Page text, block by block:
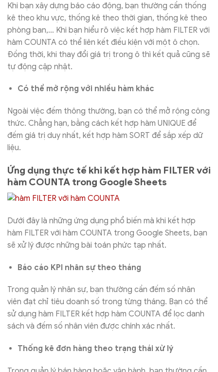
Khi bạn xây dựng báo cáo động, bạn thường cần thống
kê theo khu vực, thống kê theo thời gian, thống kê theo
phòng ban,… Khi bạn hiểu rõ việc kết hợp hàm FILTER với
hàm COUNTA có thể liên kết điều kiện với một ô chọn.
Đồng thời, khi thay đổi giá trị trong ô thì kết quả cũng sẽ
tự động cập nhật.
Có thể mở rộng với nhiều hàm khác
Ngoài việc đếm thông thường, bạn có thể mở rộng công
thức. Chẳng hạn, bằng cách kết hợp hàm UNIQUE để
đếm giá trị duy nhất, kết hợp hàm SORT để sắp xếp dữ
liệu.
Ứng dụng thực tế khi kết hợp hàm FILTER với
hàm COUNTA trong Google Sheets
Dưới đây là những ứng dụng phổ biến mà khi kết hợp
hàm FILTER với hàm COUNTA trong Google Sheets, bạn
sẽ xử lý được những bài toán phức tạp nhất.
Báo cáo KPI nhân sự theo tháng
Trong quản lý nhân sự, bạn thường cần đếm số nhân
viên đạt chỉ tiêu doanh số trong từng tháng. Bạn có thể
sử dụng hàm FILTER kết hợp hàm COUNTA để lọc danh
sách và đếm số nhân viên được chính xác nhất.
Thống kê đơn hàng theo trạng thái xử lý